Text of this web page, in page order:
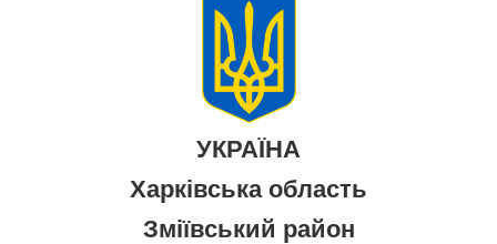
УКРАЇНА
Харківська область
Зміївський район